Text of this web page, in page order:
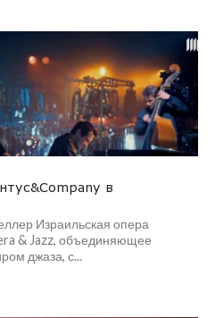
в
Израильская опера
& Jazz, объединяющее
джаза, с...